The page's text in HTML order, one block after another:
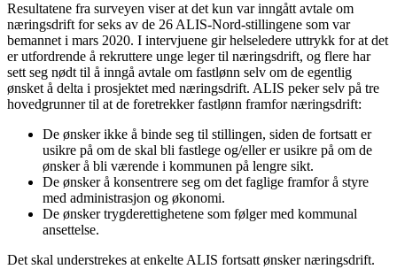
Resultatene fra surveyen viser at det kun var inngått avtale om
næringsdrift for seks av de 26 ALIS-Nord-stillingene som var
bemannet i mars 2020. I intervjuene gir helseledere uttrykk for at det
er utfordrende å rekruttere unge leger til næringsdrift, og flere har
sett seg nødt til å inngå avtale om fastlønn selv om de egentlig
ønsket å delta i prosjektet med næringsdrift. ALIS peker selv på tre
hovedgrunner til at de foretrekker fastlønn framfor næringsdrift:
De ønsker ikke å binde seg til stillingen, siden de fortsatt er
usikre på om de skal bli fastlege og/eller er usikre på om de
ønsker å bli værende i kommunen på lengre sikt.
De ønsker å konsentrere seg om det faglige framfor å styre
med administrasjon og økonomi.
De ønsker trygderettighetene som følger med kommunal
ansettelse.
Det skal understrekes at enkelte ALIS fortsatt ønsker næringsdrift.